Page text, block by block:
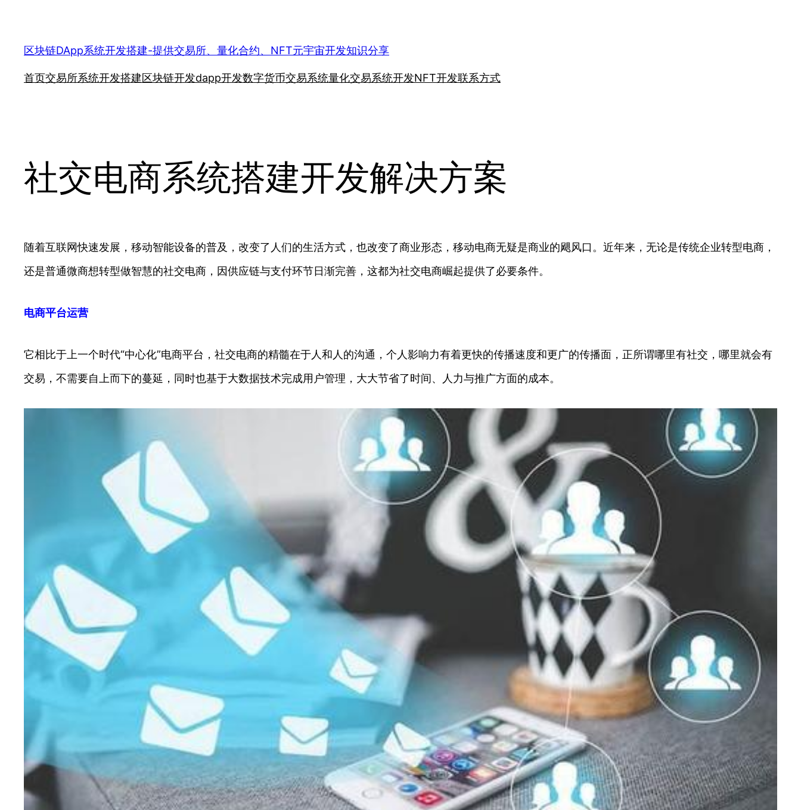
区块链DApp系统开发搭建-提供交易所、量化合约、NFT元宇宙开发知识分享
首页交易所系统开发搭建区块链开发dapp开发数字货币交易系统量化交易系统开发NFT开发联系方式
社交电商系统搭建开发解决方案
随着互联网快速发展，移动智能设备的普及，改变了人们的生活方式，也改变了商业形态，移动电商无疑是商业的飓风口。近年来，无论是传统企业转型电商，
还是普通微商想转型做智慧的社交电商，因供应链与支付环节日渐完善，这都为社交电商崛起提供了必要条件。
电商平台运营
它相比于上一个时代“中心化”电商平台，社交电商的精髓在于人和人的沟通，个人影响力有着更快的传播速度和更广的传播面，正所谓哪里有社交，哪里就会有
交易，不需要自上而下的蔓延，同时也基于大数据技术完成用户管理，大大节省了时间、人力与推广方面的成本。